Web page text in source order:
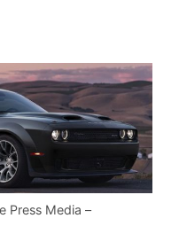
Press Media –